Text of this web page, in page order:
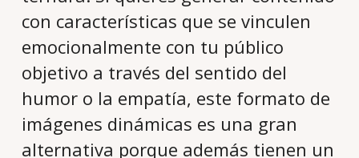
con características que se vinculen
emocionalmente con tu público
objetivo a través del sentido del
humor o la empatía, este formato de
imágenes dinámicas es una gran
alternativa porque además tienen un